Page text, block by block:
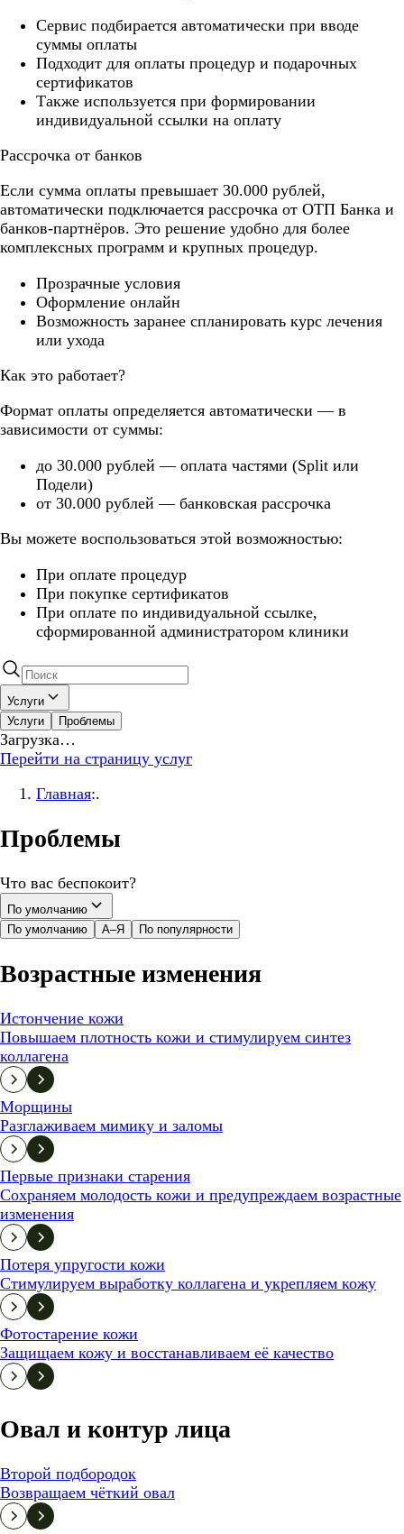
Cервис подбирается автоматически при вводе
суммы оплаты
Подходит для оплаты процедур и подарочных
сертификатов
Также используется при формировании
индивидуальной ссылки на оплату
Рассрочка от банков
Если сумма оплаты превышает 30.000 рублей,
автоматически подключается рассрочка от ОТП Банка и
банков-партнёров. Это решение удобно для более
комплексных программ и крупных процедур.
Прозрачные условия
Оформление онлайн
Возможность заранее спланировать курс лечения
или ухода
Как это работает?
Формат оплаты определяется автоматически — в
зависимости от суммы:
до 30.000 рублей — оплата частями (Split или
Подели)
от 30.000 рублей — банковская рассрочка
Вы можете воспользоваться этой возможностью:
При оплате процедур
При покупке сертификатов
При оплате по индивидуальной ссылке,
сформированной администратором клиники
Услуги
Услуги
Проблемы
Загрузка…
Перейти на страницу услуг
Главная:.
Проблемы
Что вас беспокоит?
По умолчанию
По умолчанию
А–Я По популярности
Возрастные изменения
Истончение кожи
Повышаем плотность кожи и стимулируем синтез
коллагена
Морщины
Разглаживаем мимику и заломы
Первые признаки старения
Сохраняем молодость кожи и предупреждаем возрастные
изменения
Потеря упругости кожи
Стимулируем выработку коллагена и укрепляем кожу
Фотостарение кожи
Защищаем кожу и восстанавливаем её качество
Овал и контур лица
Второй подбородок
Возвращаем чёткий овал